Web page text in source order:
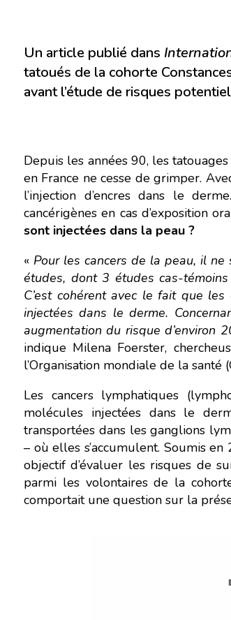
Un article publié dans
tatoués de la cohorte
avant l’étude de risques
Depuis les années 90, les
en France ne cesse de grimper.
l’injection d’encres dans le
cancérigènes en cas d’exposition
sont injectées dans la peau ?
« Pour les cancers de la peau, il ne
études, dont 3 études cas-
C’est cohérent avec le fait que
injectées dans le derme.
augmentation du risque d’environ
indique Milena Foerster,
l’Organisation mondiale de la santé
Les cancers lymphatiques
molécules injectées dans le
transportées dans les ganglions
– où elles s’accumulent. Soumis
objectif d’évaluer les risques de
parmi les volontaires de la
comportait une question sur la